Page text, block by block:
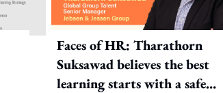
Faces of HR: Tharathorn
Suksawad believes the best
learning starts with a safe